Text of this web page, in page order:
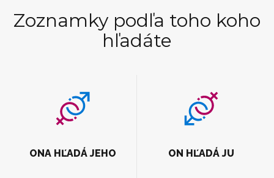
Zoznamky podľa toho koho
hľadáte
ONA HĽADÁ JEHO ON HĽADÁ JU